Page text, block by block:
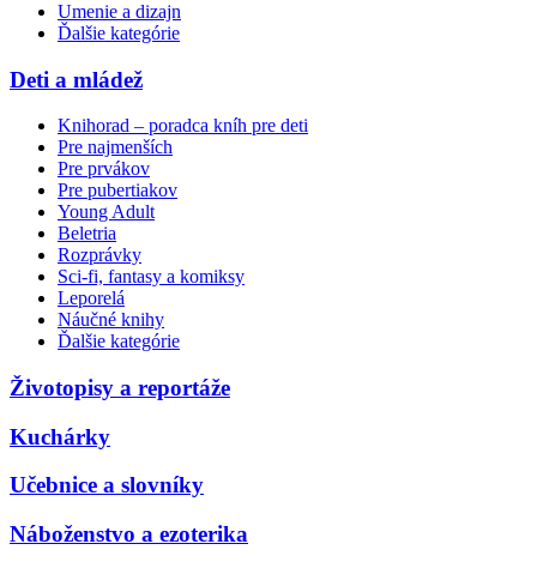
Umenie a dizajn
Ďalšie kategórie
Deti a mládež
Knihorad – poradca kníh pre deti
Pre najmenších
Pre prvákov
Pre pubertiakov
Young Adult
Beletria
Rozprávky
Sci-fi, fantasy a komiksy
Leporelá
Náučné knihy
Ďalšie kategórie
Životopisy a reportáže
Kuchárky
Učebnice a slovníky
Náboženstvo a ezoterika